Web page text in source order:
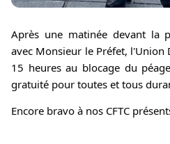
Après une matinée devant la
avec Monsieur le Préfet, l'Union
15 heures au blocage du
gratuité pour toutes et tous
Encore bravo à nos CFTC